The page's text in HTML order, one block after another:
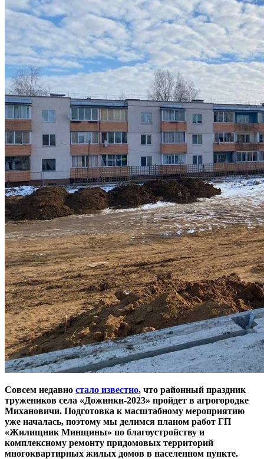
Совсем недавно стало известно, что районный праздник
тружеников села «Дожинки-2023» пройдет в агрогородке
Михановичи. Подготовка к масштабному мероприятию
уже началась, поэтому мы делимся планом работ ГП
«Жилищник Минщины» по благоустройству и
комплексному ремонту придомовых территорий
многоквартирных жилых домов в населенном пункте.